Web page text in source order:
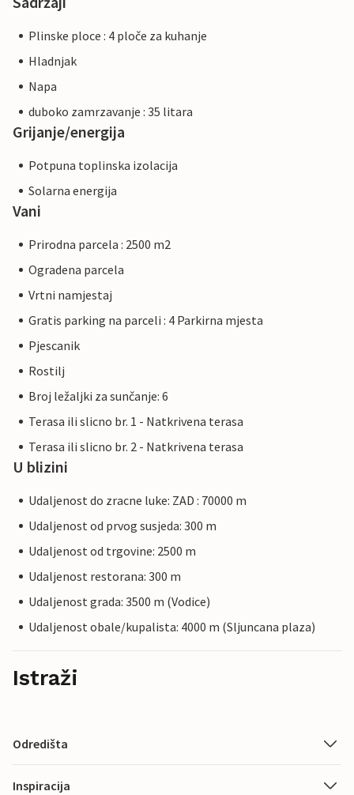
Plinske ploce : 4 ploče za kuhanje
Hladnjak
Napa
duboko zamrzavanje : 35 litara
Grijanje/energija
Potpuna toplinska izolacija
Solarna energija
Vani
Prirodna parcela : 2500 m2
Ogradena parcela
Vrtni namjestaj
Gratis parking na parceli : 4 Parkirna mjesta
Pjescanik
Rostilj
Broj ležaljki za sunčanje: 6
Terasa ili slicno br. 1 - Natkrivena terasa
Terasa ili slicno br. 2 - Natkrivena terasa
U blizini
Udaljenost do zracne luke: ZAD : 70000 m
Udaljenost od prvog susjeda: 300 m
Udaljenost od trgovine: 2500 m
Udaljenost restorana: 300 m
Udaljenost grada: 3500 m (Vodice)
Udaljenost obale/kupalista: 4000 m (Sljuncana plaza)
Istraži
Odredišta
Inspiracija